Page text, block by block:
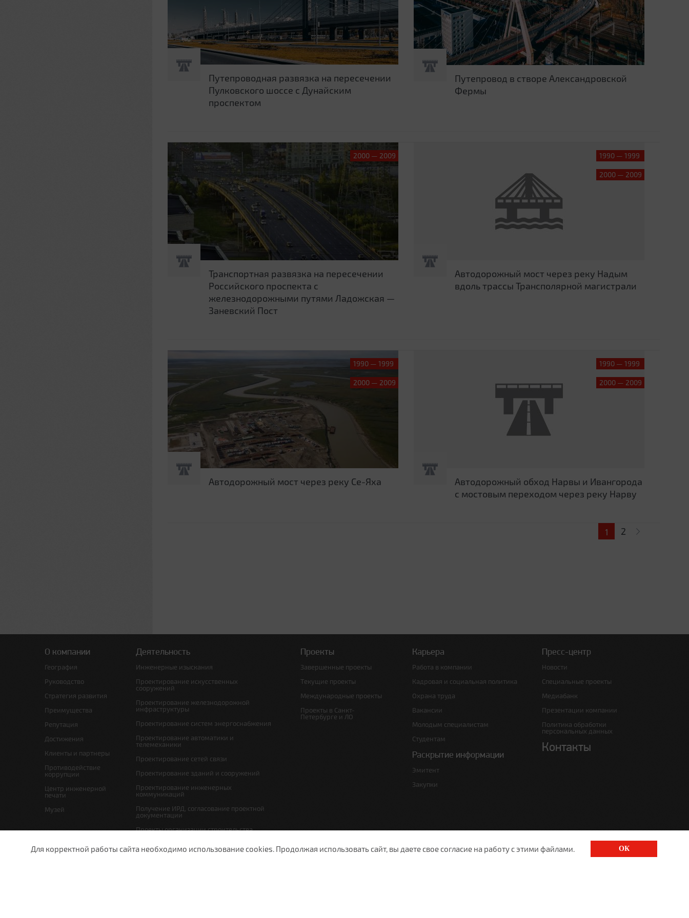
Путепроводная развязка на пересечении
Пулковского шоссе с Дунайским
проспектом
Путепровод в створе Александровской
Фермы
2000 — 2009
Транспортная развязка на пересечении
Российского проспекта с
железнодорожными путями Ладожская —
Заневский Пост
1990 — 1999
2000 — 2009
Автодорожный мост через реку Надым
вдоль трассы Трансполярной магистрали
1990 — 1999
2000 — 2009
Автодорожный мост через реку Се-Яха
1990 — 1999
2000 — 2009
Автодорожный обход Нарвы и Ивангорода
с мостовым переходом через реку Нарву
1 2
О компании
География
Руководство
Стратегия развития
Преимущества
Репутация
Достижения
Клиенты и партнеры
Противодействие
коррупции
Центр инженерной
печати
Музей
Деятельность
Инженерные изыскания
Проектирование искусственных
сооружений
Проектирование железнодорожной
инфраструктуры
Проектирование систем энергоснабжения
Проектирование автоматики и
телемеханики
Проектирование сетей связи
Проектирование зданий и сооружений
Проектирование инженерных
коммуникаций
Получение ИРД, согласование проектной
документации
Проекты организации строительства,
Проекты
Завершенные проекты
Текущие проекты
Международные проекты
Проекты в Санкт-
Петербурге и ЛО
Карьера
Работа в компании
Кадровая и социальная политика
Охрана труда
Вакансии
Молодым специалистам
Студентам
Раскрытие информации
Эмитент
Закупки
Пресс-центр
Новости
Специальные проекты
Медиабанк
Презентации компании
Политика обработки
персональных данных
Контакты
Для корректной работы сайта необходимо использование cookies. Продолжая использовать сайт, вы даете свое согласие на работу с этими файлами. ОК